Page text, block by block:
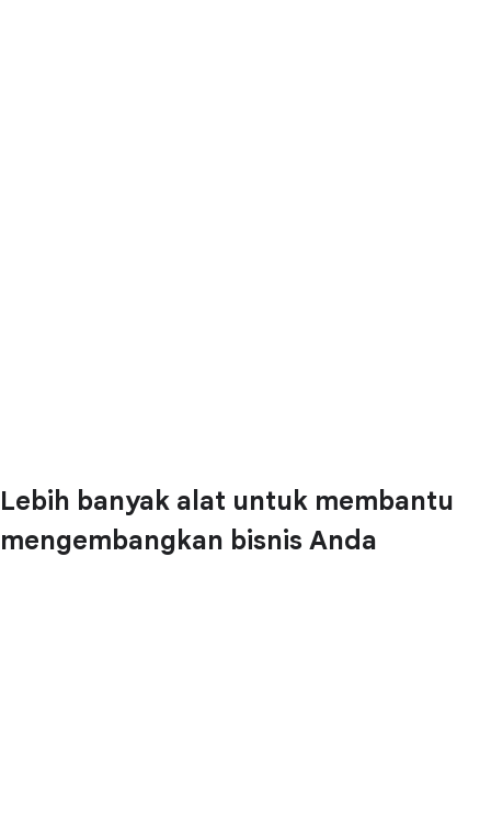
Lebih banyak alat untuk membantu
mengembangkan bisnis Anda